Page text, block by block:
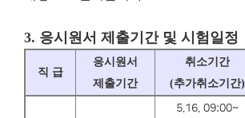
3. 응시원서 제출기간 및 시험일정
직 급
응시원서
제출기간
취소기간
(추가취소기간)
5.16. 09:00~